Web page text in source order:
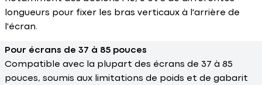
longueurs pour fixer les bras verticaux à l'arrière de
l'écran.
Pour écrans de 37 à 85 pouces
Compatible avec la plupart des écrans de 37 à 85
pouces, soumis aux limitations de poids et de gabarit